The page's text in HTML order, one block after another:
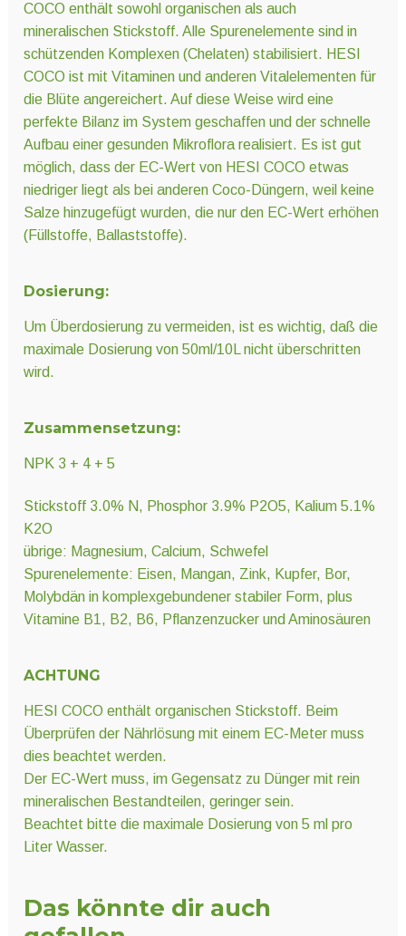
COCO enthält sowohl organischen als auch
mineralischen Stickstoff. Alle Spurenelemente sind in
schützenden Komplexen (Chelaten) stabilisiert. HESI
COCO ist mit Vitaminen und anderen Vitalelementen für
die Blüte angereichert. Auf diese Weise wird eine
perfekte Bilanz im System geschaffen und der schnelle
Aufbau einer gesunden Mikroflora realisiert. Es ist gut
möglich, dass der EC-Wert von HESI COCO etwas
niedriger liegt als bei anderen Coco-Düngern, weil keine
Salze hinzugefügt wurden, die nur den EC-Wert erhöhen
(Füllstoffe, Ballaststoffe).
Dosierung:
Um Überdosierung zu vermeiden, ist es wichtig, daß die
maximale Dosierung von 50ml/10L nicht überschritten
wird.
Zusammensetzung:
NPK 3 + 4 + 5
Stickstoff 3.0% N, Phosphor 3.9% P2O5, Kalium 5.1%
K2O
übrige: Magnesium, Calcium, Schwefel
Spurenelemente: Eisen, Mangan, Zink, Kupfer, Bor,
Molybdän in komplexgebundener stabiler Form, plus
Vitamine B1, B2, B6, Pflanzenzucker und Aminosäuren
ACHTUNG
HESI COCO enthält organischen Stickstoff. Beim
Überprüfen der Nährlösung mit einem EC-Meter muss
dies beachtet werden.
Der EC-Wert muss, im Gegensatz zu Dünger mit rein
mineralischen Bestandteilen, geringer sein.
Beachtet bitte die maximale Dosierung von 5 ml pro
Liter Wasser.
Das könnte dir auch